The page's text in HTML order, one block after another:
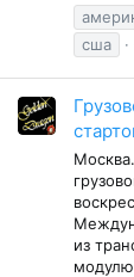
сша
из
модулю